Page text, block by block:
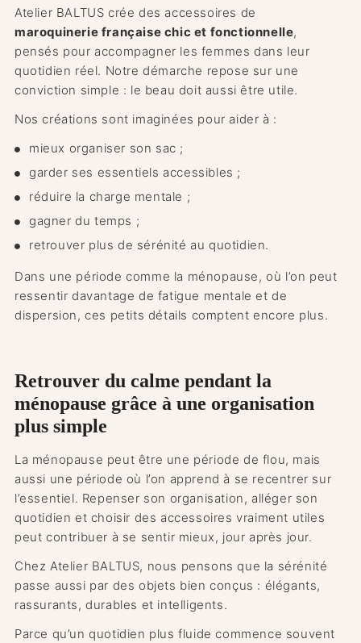
Atelier BALTUS crée des accessoires de
maroquinerie française chic et fonctionnelle,
pensés pour accompagner les femmes dans leur
quotidien réel. Notre démarche repose sur une
conviction simple : le beau doit aussi être utile.
Nos créations sont imaginées pour aider à :
mieux organiser son sac ;
garder ses essentiels accessibles ;
réduire la charge mentale ;
gagner du temps ;
retrouver plus de sérénité au quotidien.
Dans une période comme la ménopause, où l’on peut
ressentir davantage de fatigue mentale et de
dispersion, ces petits détails comptent encore plus.
Retrouver du calme pendant la
ménopause grâce à une organisation
plus simple
La ménopause peut être une période de flou, mais
aussi une période où l’on apprend à se recentrer sur
l’essentiel. Repenser son organisation, alléger son
quotidien et choisir des accessoires vraiment utiles
peut contribuer à se sentir mieux, jour après jour.
Chez Atelier BALTUS, nous pensons que la sérénité
passe aussi par des objets bien conçus : élégants,
rassurants, durables et intelligents.
Parce qu’un quotidien plus fluide commence souvent